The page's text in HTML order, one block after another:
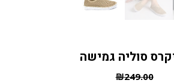
סוליה גמישה
₪249.00